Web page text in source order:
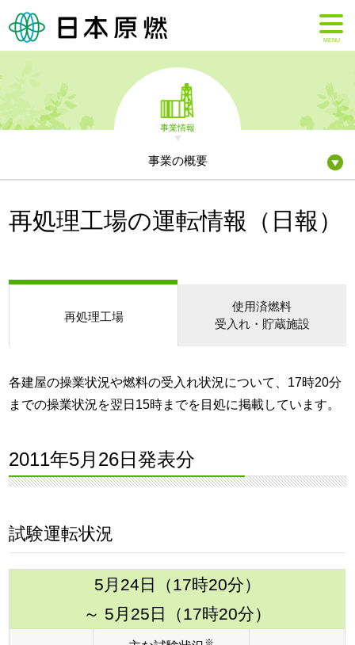
MENU
事業情報
事業の概要
再処理工場の運転情報（日報）
再処理工場
使用済燃料
受入れ・貯蔵施設
各建屋の操業状況や燃料の受入れ状況について、17時20分
までの操業状況を翌日15時までを目処に掲載しています。
2011年5月26日発表分
試験運転状況
5月24日（17時20分）
～ 5月25日（17時20分）
※